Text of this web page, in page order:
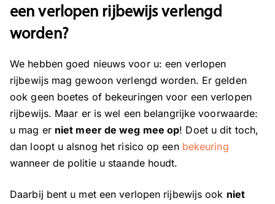
een verlopen rijbewijs verlengd
worden?
We hebben goed nieuws voor u: een verlopen
rijbewijs mag gewoon verlengd worden. Er gelden
ook geen boetes of bekeuringen voor een verlopen
rijbewijs. Maar er is wel een belangrijke voorwaarde:
u mag er niet meer de weg mee op! Doet u dit toch,
dan loopt u alsnog het risico op een bekeuring
wanneer de politie u staande houdt.
Daarbij bent u met een verlopen rijbewijs ook niet